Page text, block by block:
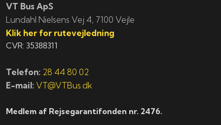
VT Bus ApS
​​​Lundahl Nielsens Vej 4, 7100 Vejle
Klik her for rutevejledning
CVR: 35388311
Telefon: 28 44 80 02
E-mail: VT@VTBus.dk
Medlem af Rejsegarantifonden nr. 2476.